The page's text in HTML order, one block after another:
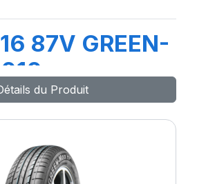
87V GREEN-
du Produit